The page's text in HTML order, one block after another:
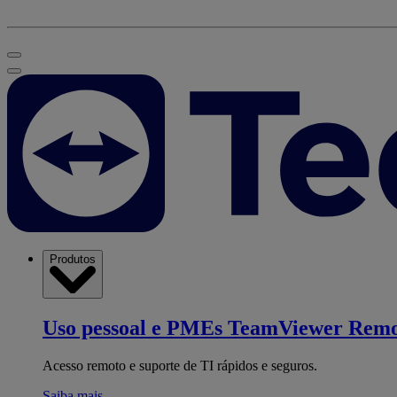
Produtos
Uso pessoal e PMEs TeamViewer
Acesso remoto e suporte de TI rápidos e seguros.